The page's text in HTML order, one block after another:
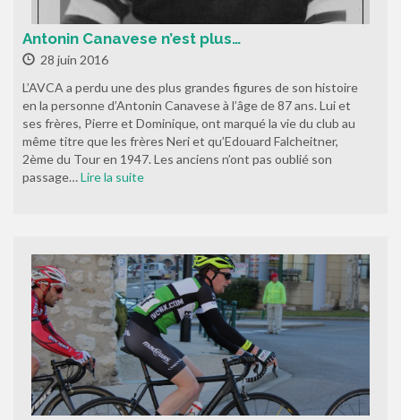
Antonin Canavese n’est plus…
28 juin 2016
L’AVCA a perdu une des plus grandes figures de son histoire
en la personne d’Antonin Canavese à l’âge de 87 ans. Lui et
ses frères, Pierre et Dominique, ont marqué la vie du club au
même titre que les frères Neri et qu’Edouard Falcheitner,
2ème du Tour en 1947. Les anciens n’ont pas oublié son
passage…Lire la suite